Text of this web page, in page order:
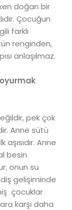
doğan bir
Çocuğun
farklı
renginden,
anlaşılmaz.
pek çok
Anne sütü
Anne
besin
onun su
gelişiminde
çocuklar
karşı daha